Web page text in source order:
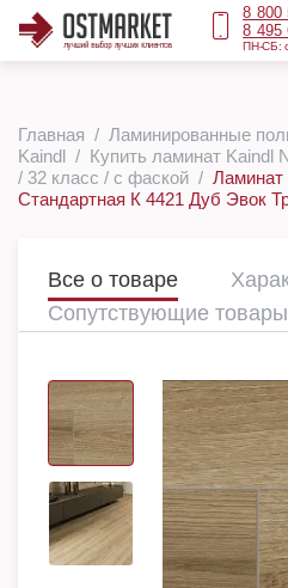
8 800
8 495
ПН-СБ:
Главная Ламинированные
Kaindl
Купить ламинат Kaindl
/ 32 класс / с фаской
Ламинат
Стандартная К 4421 Дуб Эвок
Все о товаре
Сопутствующие товары